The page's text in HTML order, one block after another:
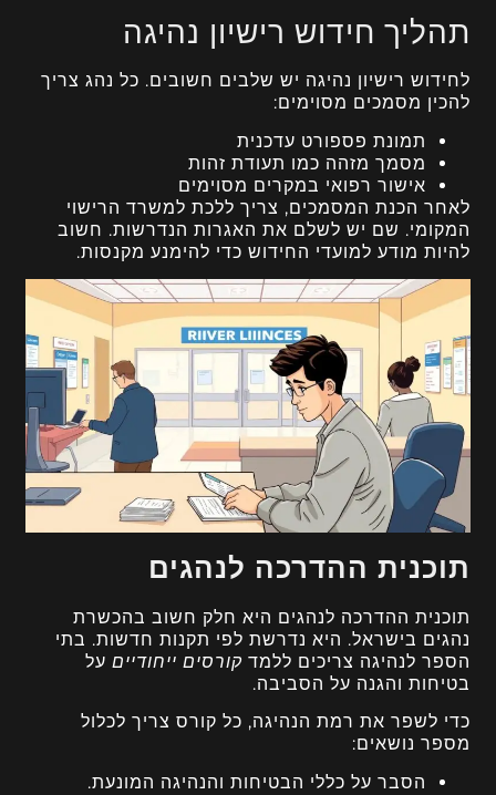
תהליך חידוש רישיון נהיגה
לחידוש רישיון נהיגה יש שלבים חשובים. כל נהג צריך
להכין מסמכים מסוימים:
תמונת פספורט עדכנית
מסמך מזהה כמו תעודת זהות
אישור רפואי במקרים מסוימים
לאחר הכנת המסמכים, צריך ללכת למשרד הרישוי
המקומי. שם יש לשלם את האגרות הנדרשות. חשוב
להיות מודע למועדי החידוש כדי להימנע מקנסות.
תוכנית ההדרכה לנהגים
תוכנית ההדרכה לנהגים היא חלק חשוב בהכשרת
נהגים בישראל. היא נדרשת לפי תקנות חדשות. בתי
הספר לנהיגה צריכים ללמד קורסים ייחודיים על
בטיחות והגנה על הסביבה.
כדי לשפר את רמת הנהיגה, כל קורס צריך לכלול
מספר נושאים:
הסבר על כללי הבטיחות והנהיגה המונעת.